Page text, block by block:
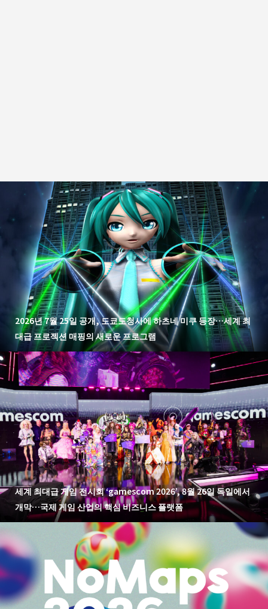
2026년 7월 25일 공개, 도쿄도청사에 하츠네 미쿠 등장…세계 최
대급 프로젝션 매핑의 새로운 프로그램
세계 최대급 게임 전시회 ‘gamescom 2026’, 8월 26일 독일에서
개막…국제 게임 산업의 핵심 비즈니스 플랫폼